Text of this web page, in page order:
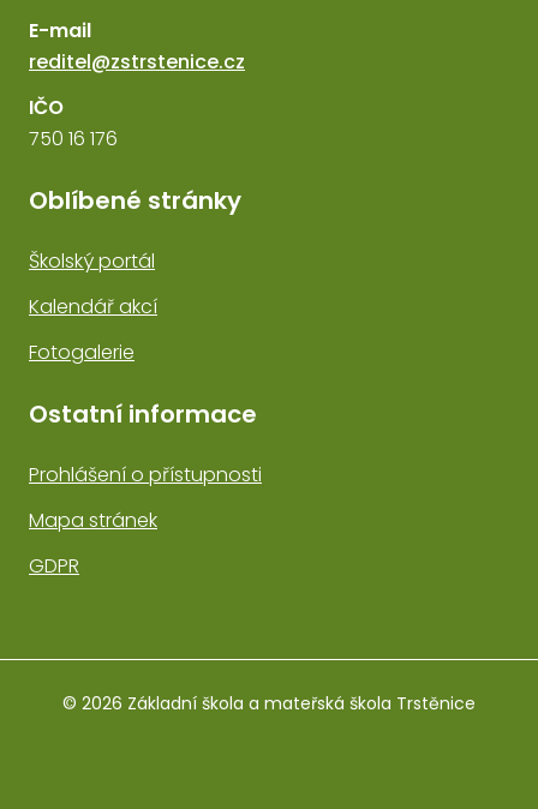
E-mail
reditel@zstrstenice.cz
IČO
750 16 176
Oblíbené stránky
Školský portál
Kalendář akcí
Fotogalerie
Ostatní informace
Prohlášení o přístupnosti
Mapa stránek
GDPR
© 2026 Základní škola a mateřská škola Trstěnice